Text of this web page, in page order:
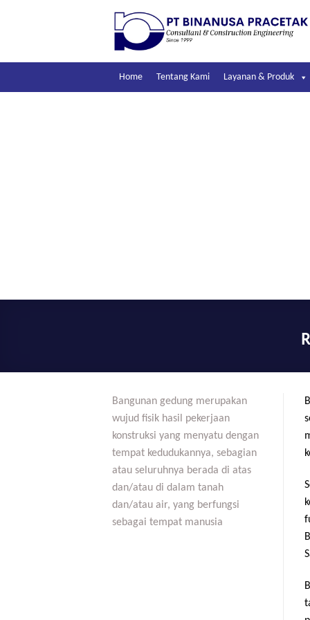
Home Tentang Kami Layanan & Produk
Bangunan gedung merupakan
wujud fisik hasil pekerjaan
konstruksi yang menyatu dengan
tempat kedudukannya, sebagian
atau seluruhnya berada di atas
dan/atau di dalam tanah
dan/atau air, yang berfungsi
sebagai tempat manusia